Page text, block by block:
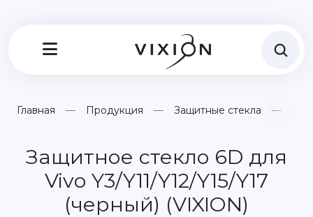
Главная Продукция Защитные стекла
Защитное стекло 6D для
Vivo Y3/Y11/Y12/Y15/Y17
(черный) (VIXION)